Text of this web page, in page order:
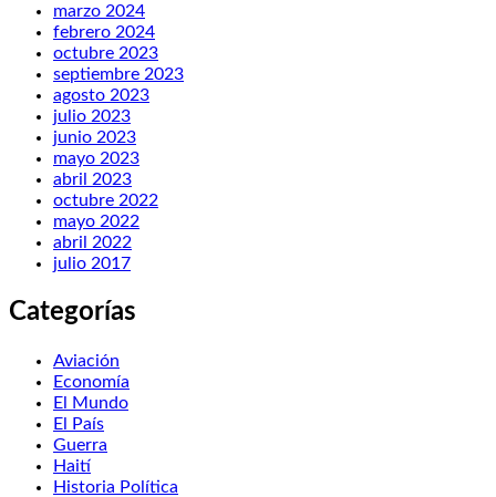
marzo 2024
febrero 2024
octubre 2023
septiembre 2023
agosto 2023
julio 2023
junio 2023
mayo 2023
abril 2023
octubre 2022
mayo 2022
abril 2022
julio 2017
Categorías
Aviación
Economía
El Mundo
El País
Guerra
Haití
Historia Política